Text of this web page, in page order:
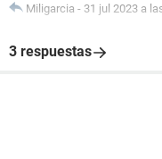
Miligarcia - 31 jul 2023 a
3 respuestas